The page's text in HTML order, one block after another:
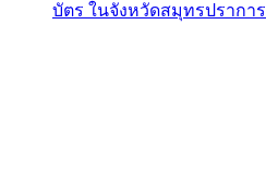
บัตร ในจังหวัดสมุทรปราการ